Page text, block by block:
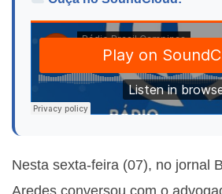
Nesta sexta-feira (07), no jornal
Aredes conversou com o